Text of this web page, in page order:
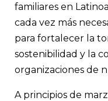
familiares en
cada vez más
para fortalecer la
sostenibilidad y la
organizaciones de
A principios de